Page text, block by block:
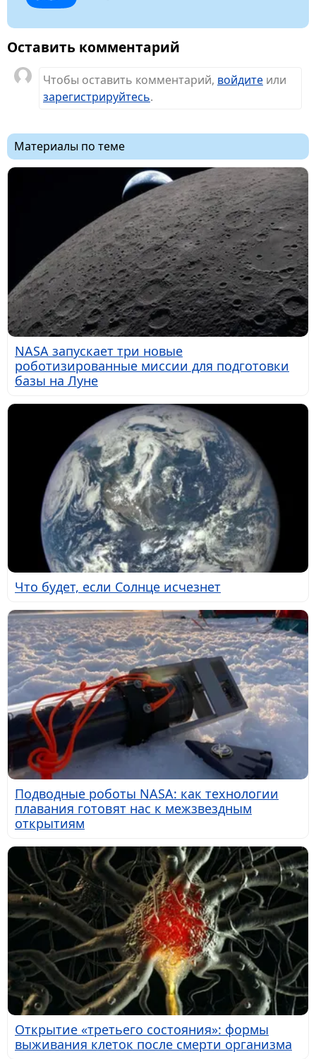
Оставить комментарий
Чтобы оставить комментарий, войдите или
зарегистрируйтесь.
Материалы по теме
NASA запускает три новые
роботизированные миссии для подготовки
базы на Луне
Что будет, если Солнце исчезнет
Подводные роботы NASA: как технологии
плавания готовят нас к межзвездным
открытиям
Открытие «третьего состояния»: формы
выживания клеток после смерти организма